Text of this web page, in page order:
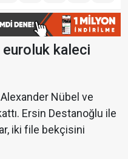
kaleci
Nübel ve
Ersin Destanoğlu ile
iki file bekçisini